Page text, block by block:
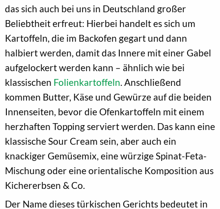
das sich auch bei uns in Deutschland großer
Beliebtheit erfreut: Hierbei handelt es sich um
Kartoffeln, die im Backofen gegart und dann
halbiert werden, damit das Innere mit einer Gabel
aufgelockert werden kann – ähnlich wie bei
klassischen Folienkartoffeln. Anschließend
kommen Butter, Käse und Gewürze auf die beiden
Innenseiten, bevor die Ofenkartoffeln mit einem
herzhaften Topping serviert werden. Das kann eine
klassische Sour Cream sein, aber auch ein
knackiger Gemüsemix, eine würzige Spinat-Feta-
Mischung oder eine orientalische Komposition aus
Kichererbsen & Co.
Der Name dieses türkischen Gerichts bedeutet in